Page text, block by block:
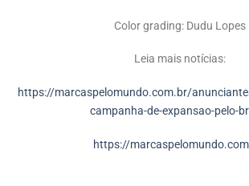
Color grading: Dudu Lopes
Leia mais notícias:
https://marcaspelomundo.com.br/
campanha-de-expansao-pelo-
https://